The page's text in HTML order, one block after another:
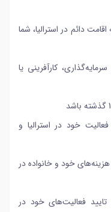
عزیز، برای تبدیل ویزای 188 به اقامت دائم در استرالیا، شما
کارآفرینی یا
خود در استرالیا و
خود و خانواده در
فعالیت‌های خود در